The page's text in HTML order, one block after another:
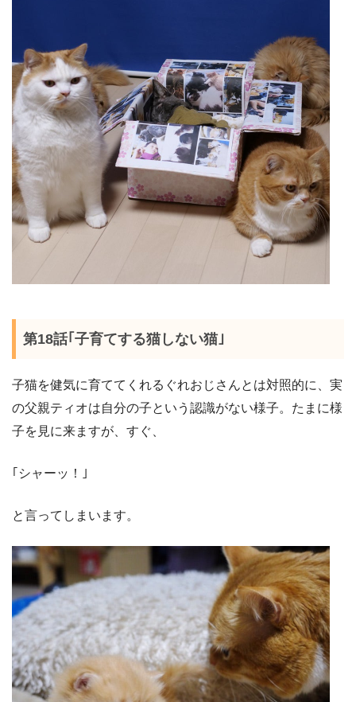
第18話｢子育てする猫しない猫｣
子猫を健気に育ててくれるぐれおじさんとは対照的に、実
の父親ティオは自分の子という認識がない様子。たまに様
子を見に来ますが、すぐ、
｢シャーッ！｣
と言ってしまいます。